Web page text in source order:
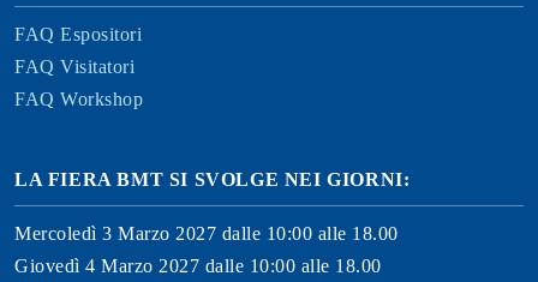
FAQ Espositori
FAQ Visitatori
FAQ Workshop
LA FIERA BMT SI SVOLGE NEI GIORNI:
Mercoledì 3 Marzo 2027 dalle 10:00 alle 18.00
Giovedì 4 Marzo 2027 dalle 10:00 alle 18.00